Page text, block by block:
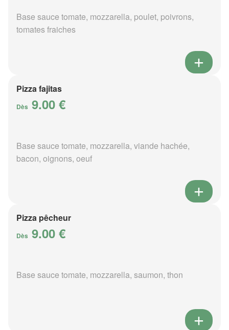
Base sauce tomate, mozzarella, poulet, poivrons,
tomates fraiches
Pizza fajitas
Dès 9.00 €
Base sauce tomate, mozzarella, viande hachée,
bacon, oignons, oeuf
Pizza pêcheur
Dès 9.00 €
Base sauce tomate, mozzarella, saumon, thon